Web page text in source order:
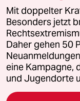
Alle Rechte
wenden Sie sich bitte an
Feedback
Leitlinie Informant
Mit doppelter
Besonders jetzt
Daher gehen 50
eine Kampagne,
und Jugendorte